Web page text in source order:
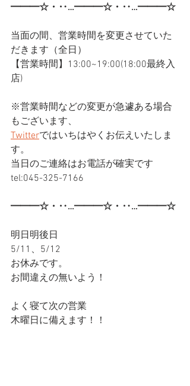
━━━☆・‥…━━━☆・‥…━━━☆
当面の間、営業時間を変更させていた
だきます（全日）
【営業時間】13:00~19:00(18:00最終入
店)
※営業時間などの変更が急遽ある場合
もございます、
Twitterではいちはやくお伝えいたしま
す。
当日のご連絡はお電話が確実です
tel:045-325-7166
━━━☆・‥…━━━☆・‥…━━━☆
明日明後日
5/11、5/12
お休みです。
お間違えの無いよう！
よく寝て次の営業
木曜日に備えます！！